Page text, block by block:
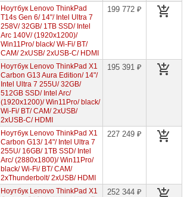
Ноутбук Lenovo ThinkPad
T14s Gen 6/ 14"/ Intel Ultra 7
258V/ 32GB/ 1TB SSD/ Intel
Arc 140V/ (1920x1200)/
Win11Pro/ black/ Wi-Fi/ BT/
CAM/ 2xUSB/ 2xUSB-C/ HDMI
199 772 ₽
Ноутбук Lenovo ThinkPad X1
Carbon G13 Aura Edition/ 14"/
Intel Ultra 7 255U/ 32GB/
512GB SSD/ Intel Arc/
(1920x1200)/ Win11Pro/ black/
Wi-Fi/ BT/ CAM/ 2xUSB/
2xUSB-C/ HDMI
195 391 ₽
Ноутбук Lenovo ThinkPad X1
Carbon G13/ 14"/ Intel Ultra 7
255U/ 16GB/ 1TB SSD/ Intel
Arc/ (2880x1800)/ Win11Pro/
black/ Wi-Fi/ BT/ CAM/
2xThunderbolt/ 2xUSB/ HDMI
227 249 ₽
Ноутбук Lenovo ThinkPad X1
252 344 ₽